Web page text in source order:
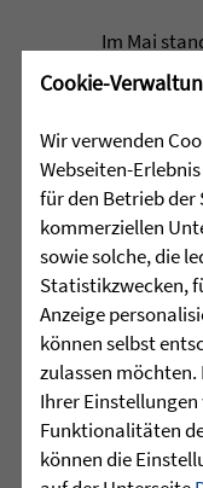
Im Mai
Biberach
und
„Aus alt
die
Rahmen
mit den
mehr lesen
29.07.2026 |•
Cookie-
Wir verwenden
Webseiten-
für den Betrieb der
kommerziellen
sowie solche, die
Statistikzwecken,
Anzeige
können selbst
zulassen möchten.
Ihrer
Funktionalitäten
können die